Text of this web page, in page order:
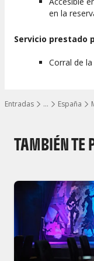
…
Mostrar todos
Entradas España
en la
Servicio prestado
Corral de
TAMBIÉN TE